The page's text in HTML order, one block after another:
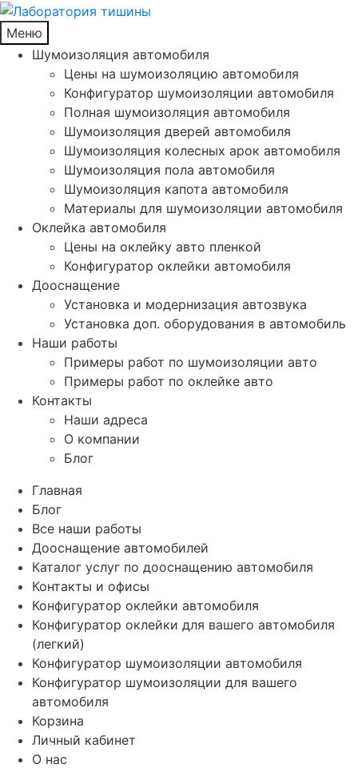
Меню
Шумоизоляция автомобиля
Цены на шумоизоляцию автомобиля
Конфигуратор шумоизоляции автомобиля
Полная шумоизоляция автомобиля
Шумоизоляция дверей автомобиля
Шумоизоляция колесных арок автомобиля
Шумоизоляция пола автомобиля
Шумоизоляция капота автомобиля
Материалы для шумоизоляции автомобиля
Оклейка автомобиля
Цены на оклейку авто пленкой
Конфигуратор оклейки автомобиля
Дооснащение
Установка и модернизация автозвука
Установка доп. оборудования в автомобиль
Наши работы
Примеры работ по шумоизоляции авто
Примеры работ по оклейке авто
Контакты
Наши адреса
О компании
Блог
Главная
Блог
Все наши работы
Дооснащение автомобилей
Каталог услуг по дооснащению автомобиля
Контакты и офисы
Конфигуратор оклейки автомобиля
Конфигуратор оклейки для вашего автомобиля
(легкий)
Конфигуратор шумоизоляции автомобиля
Конфигуратор шумоизоляции для вашего
автомобиля
Корзина
Личный кабинет
О нас